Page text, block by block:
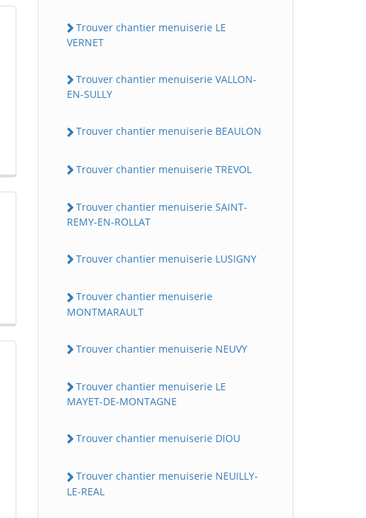
Trouver chantier menuiserie LE
VERNET
Trouver chantier menuiserie VALLON-
EN-SULLY
Trouver chantier menuiserie BEAULON
Trouver chantier menuiserie TREVOL
Trouver chantier menuiserie SAINT-
REMY-EN-ROLLAT
Trouver chantier menuiserie LUSIGNY
Trouver chantier menuiserie
MONTMARAULT
Trouver chantier menuiserie NEUVY
Trouver chantier menuiserie LE
MAYET-DE-MONTAGNE
Trouver chantier menuiserie DIOU
Trouver chantier menuiserie NEUILLY-
LE-REAL